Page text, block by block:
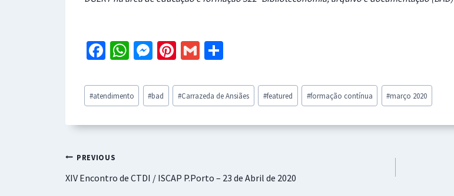
Fa
b
o
o
W
at
sA
p
M
se
n
ge
Pi
er
es
t
G
ai
l
ar
e
Post
Tags:
#atendimento #bad #Carrazeda de Ansiães #featured #formação contínua #março 2020
Navegação
de
PREVIOUS
XIV Encontro de CTDI / ISCAP P.Porto – 23 de Abril de 2020